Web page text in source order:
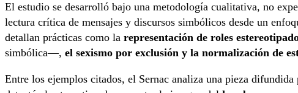
El estudio se desarrolló bajo una metodología cualitativa, no
lectura crítica de mensajes y discursos simbólicos desde un
detallan prácticas como la representación de roles
simbólica—, el sexismo por exclusión y la normalización de
Entre los ejemplos citados, el Sernac analiza una pieza difundida